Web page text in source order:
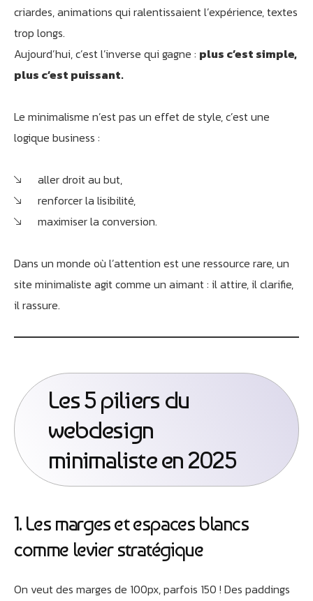
criardes, animations qui ralentissaient l’expérience, textes
trop longs.
Aujourd’hui, c’est l’inverse qui gagne : plus c’est simple,
plus c’est puissant.
Le minimalisme n’est pas un effet de style, c’est une
logique business :
aller droit au but,
renforcer la lisibilité,
maximiser la conversion.
Dans un monde où l’attention est une ressource rare, un
site minimaliste agit comme un aimant : il attire, il clarifie,
il rassure.
Les 5 piliers du
webdesign
minimaliste en 2025
1. Les marges et espaces blancs
comme levier stratégique
On veut des marges de 100px, parfois 150 ! Des paddings